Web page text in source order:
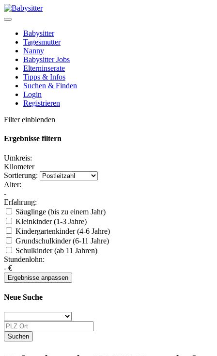
Babysitter
Tagesmutter
Nanny
Babysitter Jobs
Elterninserate
Tipps & Infos
Suchen & Finden
Login
Registrieren
Filter einblenden
Ergebnisse filtern
Umkreis:
Kilometer
Sortierung:
Alter:
-
Erfahrung:
Säuglinge (bis zu einem Jahr)
Kleinkinder (1-3 Jahre)
Kindergartenkinder (4-6 Jahre)
Grundschulkinder (6-11 Jahre)
Schulkinder (ab 11 Jahren)
Stundenlohn:
- €
Neue Suche